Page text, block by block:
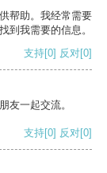
帮助。我经常需要
到我需要的信息。
支持[0] 反对[0]
友一起交流。
支持[0] 反对[0]